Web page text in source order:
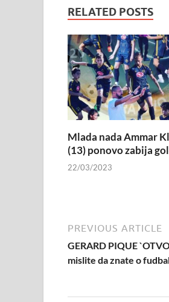
RELATED POSTS
Mlada nada Ammar
(13) ponovo zabija
22/03/2023
PREVIOUS ARTICLE
GERARD PIQUE
mislite da znate o